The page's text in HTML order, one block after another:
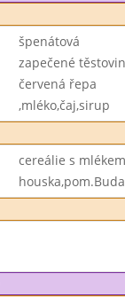
špenátová
zapečené
červená řepa
,mléko,čaj,sirup
cereálie s mlékem